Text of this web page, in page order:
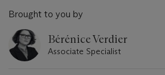
Brought to you by
Bérénice Verdier
Associate Specialist